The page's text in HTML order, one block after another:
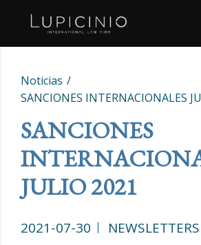
Noticias
SANCIONES INTERNACIONALES
SANCIONES
JULIO 2021
2021-07-30 NEWSLETTERS